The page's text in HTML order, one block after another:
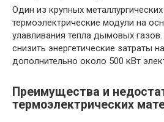
Один из крупных
термоэлектрические модули на
улавливания тепла дымовых газов.
снизить энергетические затраты
дополнительно около 500 кВт
Преимущества и
термоэлектрических